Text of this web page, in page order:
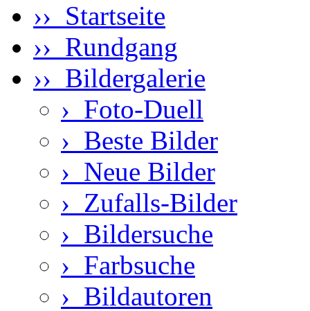
›› Startseite
›› Rundgang
›› Bildergalerie
› Foto-Duell
› Beste Bilder
› Neue Bilder
› Zufalls-Bilder
› Bildersuche
› Farbsuche
› Bildautoren